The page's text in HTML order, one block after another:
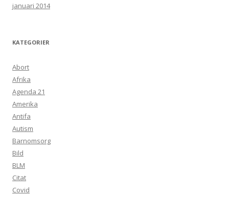
januari 2014
KATEGORIER
Abort
Afrika
Agenda 21
Amerika
Antifa
Autism
Barnomsorg
Bild
BLM
Citat
Covid